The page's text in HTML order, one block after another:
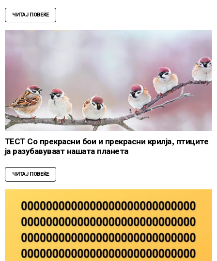
ЧИТАЈ ПОВЕЌЕ
ТЕСТ Со прекрасни бои и прекрасни крилја, птиците
ја разубавуваат нашата планета
ЧИТАЈ ПОВЕЌЕ